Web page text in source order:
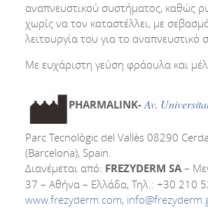
αναπνευστικού συστήματος, καθώς
χωρίς να τον καταστέλλει, με
λειτουργία του για το αναπνευστικό
Με ευχάριστη γεύση φράουλα και
PHARMALINK-Av.
Parc Tecnològic del Vallès 08290
(Barcelona), Spain.
Διανέμεται από: FREZYDERM SA–
37 – Αθήνα – Ελλάδα, Τηλ.: +30 210
www.frezyderm.com,